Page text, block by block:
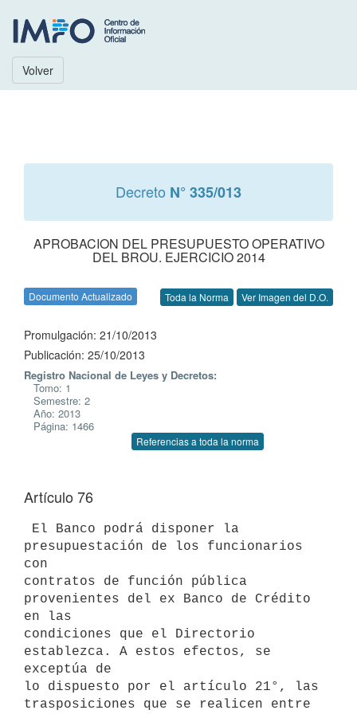
Volver
Decreto N° 335/013
APROBACION DEL PRESUPUESTO OPERATIVO
DEL BROU. EJERCICIO 2014
Documento Actualizado Toda la Norma Ver Imagen del D.O.
Promulgación: 21/10/2013
Publicación: 25/10/2013
Registro Nacional de Leyes y Decretos:
Tomo: 1
Semestre: 2
Año: 2013
Página: 1466
Referencias a toda la norma
Artículo 76
presupuestación de los funcionarios
con
contratos de función pública
provenientes del ex Banco de Crédito
en las
condiciones que el Directorio
establezca. A estos efectos, se
exceptúa de
lo dispuesto por el artículo 21°, las
trasposiciones que se realicen entre